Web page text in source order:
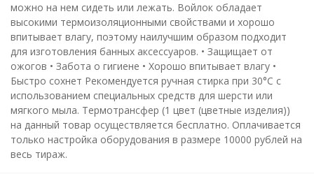
можно на нем сидеть или лежать. Войлок обладает
высокими термоизоляционными свойствами и хорошо
впитывает влагу, поэтому наилучшим образом подходит
для изготовления банных аксессуаров. • Защищает от
ожогов • Забота о гигиене • Хорошо впитывает влагу •
Быстро сохнет Рекомендуется ручная стирка при 30°C с
использованием специальных средств для шерсти или
мягкого мыла. Термотрансфер (1 цвет (цветные изделия))
на данный товар осуществляется бесплатно. Оплачивается
только настройка оборудования в размере 10000 рублей на
весь тираж.